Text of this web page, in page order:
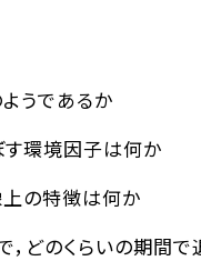
うであるか
環境因子は何か
の特徴は何か
どのくらいの期間で